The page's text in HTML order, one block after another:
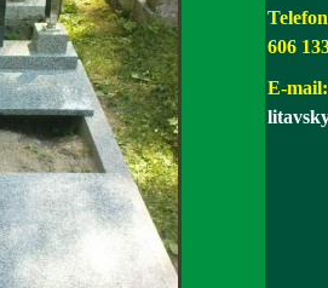
606
E-mail: